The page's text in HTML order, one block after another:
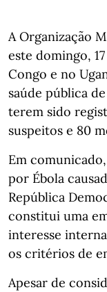
A Organização
este domingo,
Congo e no
saúde pública
terem sido
suspeitos e 80
Em
por Ébola
República
constitui uma
interesse
os critérios de
Apesar de